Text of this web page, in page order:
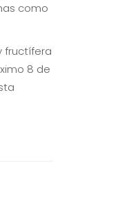
como
fructífera
8 de